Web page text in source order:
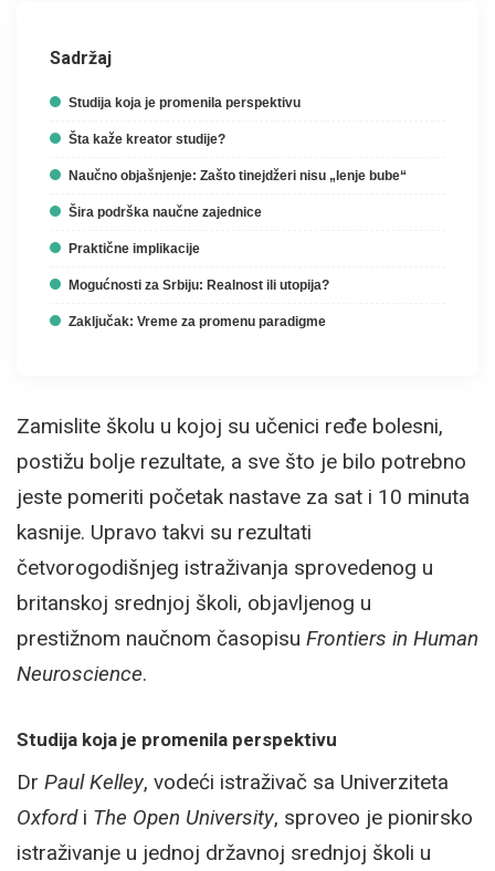
Sadržaj
Studija koja je promenila perspektivu
Šta kaže kreator studije?
Naučno objašnjenje: Zašto tinejdžeri nisu „lenje bube“
Šira podrška naučne zajednice
Praktične implikacije
Mogućnosti za Srbiju: Realnost ili utopija?
Zaključak: Vreme za promenu paradigme
Zamislite školu u kojoj su učenici ređe bolesni,
postižu bolje rezultate, a sve što je bilo potrebno
jeste pomeriti početak nastave za sat i 10 minuta
kasnije. Upravo takvi su rezultati
četvorogodišnjeg istraživanja sprovedenog u
britanskoj srednjoj školi, objavljenog u
prestižnom naučnom časopisu Frontiers in Human
Neuroscience.
Studija koja je promenila perspektivu
Dr Paul Kelley, vodeći istraživač sa Univerziteta
Oxfordi The Open University, sproveo je pionirsko
istraživanje u jednoj državnoj srednjoj školi u